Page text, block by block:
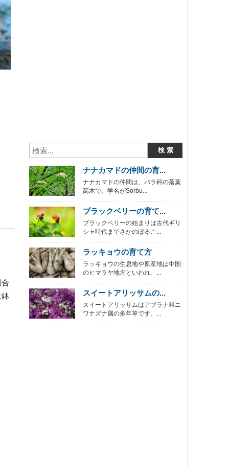
鉢
ナナカマドの仲間の育...
ナナカマドの仲間は、バラ科の落葉
高木で、学名がSorbu...
ブラックベリーの育て...
ブラックベリーの始まりは古代ギリ
シャ時代までさかのぼるこ...
ラッキョウの育て方
ラッキョウの生息地や原産地は中国
のヒマラヤ地方といわれ、...
スイートアリッサムの...
スイートアリッサムはアブラナ科ニ
ワナズナ属の多年草です。...